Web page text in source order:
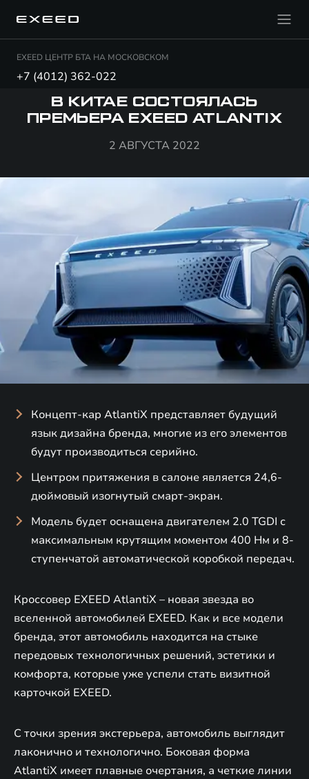
EXEED ЦЕНТР БТА НА МОСКОВСКОМ
+7 (4012) 362-022
В КИТАЕ СОСТОЯЛАСЬ
ПРЕМЬЕРА EXEED ATLANTIX
2 АВГУСТА 2022
Концепт-кар AtlantiX представляет будущий
язык дизайна бренда, многие из его элементов
будут производиться серийно.
Центром притяжения в салоне является 24,6-
дюймовый изогнутый смарт-экран.
Модель будет оснащена двигателем 2.0 TGDI с
максимальным крутящим моментом 400 Нм и 8-
ступенчатой автоматической коробкой передач.
Кроссовер EXEED AtlantiX – новая звезда во
вселенной автомобилей EXEED. Как и все модели
бренда, этот автомобиль находится на стыке
передовых технологичных решений, эстетики и
комфорта, которые уже успели стать визитной
карточкой EXEED.
С точки зрения экстерьера, автомобиль выглядит
лаконично и технологично. Боковая форма
AtlantiX имеет плавные очертания, а четкие линии